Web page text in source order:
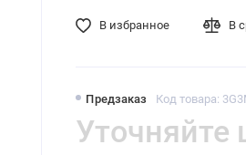
Предзаказ Код товара:
Уточняйте
В избранное В